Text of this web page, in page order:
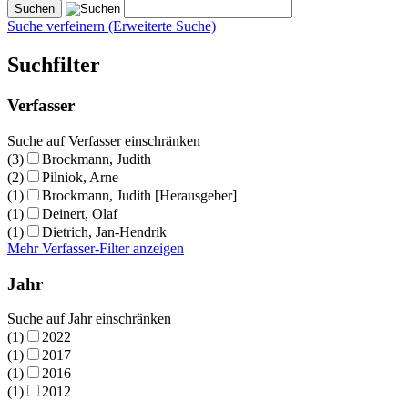
Suche verfeinern (Erweiterte Suche)
Suchfilter
Verfasser
Suche auf Verfasser einschränken
(3)
Brockmann, Judith
(2)
Pilniok, Arne
(1)
Brockmann, Judith [Herausgeber]
(1)
Deinert, Olaf
(1)
Dietrich, Jan-Hendrik
Mehr Verfasser-Filter anzeigen
Jahr
Suche auf Jahr einschränken
(1)
2022
(1)
2017
(1)
2016
(1)
2012